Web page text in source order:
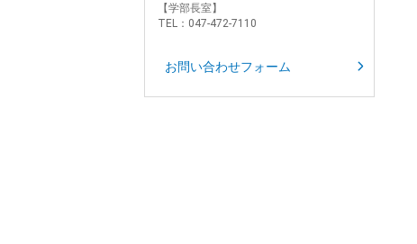
【学部長室】
TEL：047-472-7110
お問い合わせフォーム